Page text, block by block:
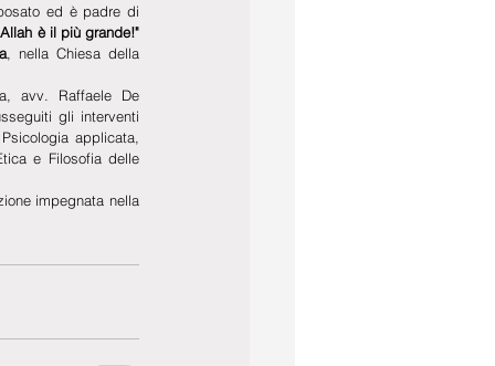
ed è padre di
è il più grande!"
, nella Chiesa della
avv. Raffaele De
gli interventi
applicata,
e Filosofia delle
impegnata nella